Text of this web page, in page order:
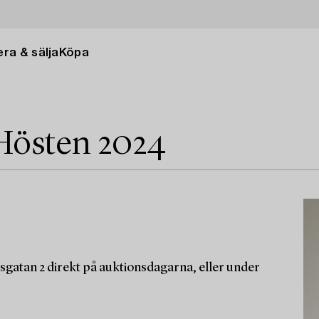
& sälja Köpa
2024
2 direkt på auktionsdagarna, eller under